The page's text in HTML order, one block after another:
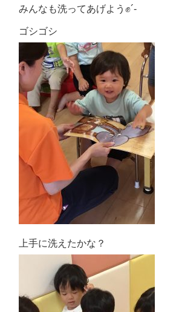
みんなも洗ってあげよう✊´-
ゴシゴシ
上手に洗えたかな？